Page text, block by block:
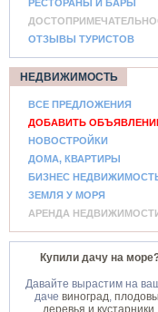
РЕСТОРАНЫ И БАРЫ
ОТЗЫВЫ ТУРИСТОВ
НЕДВИЖИМОСТЬ
ВСЕ ПРЕДЛОЖЕНИЯ
ДОБАВИТЬ
НОВОСТРОЙКИ
ДОМА, КВАРТИРЫ
БИЗНЕС
ЗЕМЛЯ У МОРЯ
АРЕНДА
Купили дачу на
Давайте вырастим на
даче виноград,
деревья и кустарники